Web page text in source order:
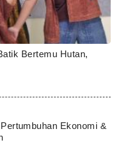
Bertemu Hutan,
Ekonomi &